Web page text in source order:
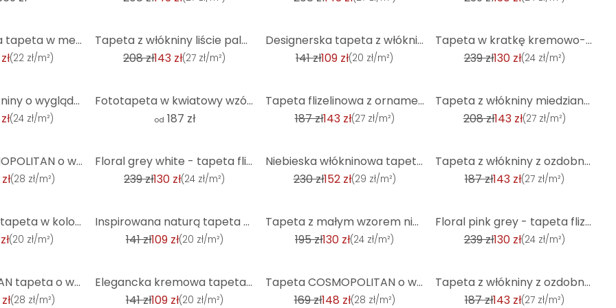
Teksturowana tapeta w metalicznym granacie - elegancka tapeta z włókniny do nowoczesnych pomieszczeń
(22 zł/m²)
Tapeta z włókniny liście palmy turkus, złoty - tapeta z włókniny rośliny, tapeta z wzorem liści
208 zł143 zł(27 zł/m²)
Designerska tapeta z włókniny z motywem liści w kolorze ciemnoszarym - abstrakcyjny wzór ścienny z t
141 zł109 zł(20 zł/m²)
Tapeta w kratkę kremowo-beżowa - tapeta z włókniny Country House A.S. Création - matowa i lekko teks
239 zł130 zł(24 zł/m²)
Tapeta z włókniny o wyglądzie drewna brązowa - drewniana tapeta do sypialni, kuchni
(24 zł/m²)
Fototapeta w kwiatowy wzór w stylu vintage
od 187 zł
Tapeta flizelinowa z ornamentem o wyglądzie betonu w kolorze beżowym
187 zł143 zł(27 zł/m²)
Tapeta z włókniny miedzianej jasna błyszcząca rdza o wyglądzie tynku przemysłowego o wyglądzie metal
208 zł143 zł(27 zł/m²)
Tapeta COSMOPOLITAN o wyglądzie betonu w kolorze szarym - Tapeta z włókniny w salonie w stylu indust
(28 zł/m²)
Floral grey white - tapeta flizelinowa Country House A.S. Création - matowa i z lekką fakturą
239 zł130 zł(24 zł/m²)
Niebieska włókninowa tapeta przemysłowa tynk złoty teksturowana tapeta peel and stick do salonu
230 zł152 zł(29 zł/m²)
Tapeta z włókniny z ozdobnym białym ornamentem o wyglądzie betonu
187 zł143 zł(27 zł/m²)
Abstrakcyjna tapeta w kolorze beżowym z rustykalnymi akcentami - teksturowana tapeta z włókniny
(20 zł/m²)
Inspirowana naturą tapeta w liście w delikatnym beżu - tapeta z włókniny zapewniająca uspokajającą a
141 zł109 zł(20 zł/m²)
Tapeta z małym wzorem niebiesko-biała - włókninowa tapeta wiejski dom A.S. Création - matowa, jasna
195 zł130 zł(24 zł/m²)
Floral pink grey - tapeta flizelinowa Country House A.S. Création - matowa i z lekką fakturą
239 zł130 zł(24 zł/m²)
COSMOPOLITAN tapeta o wyglądzie betonu brązowo-zielona - tapeta z włókniny w stylu vintage loft
(28 zł/m²)
Elegancka kremowa tapeta ze złotymi plamami - Luksusowa tapeta z włókniny o abstrakcyjnej fakturze
141 zł109 zł(20 zł/m²)
Tapeta COSMOPOLITAN o wyglądzie betonu antracytowa czerń - loftowa tapeta z włókniny do kuchni
169 zł148 zł(28 zł/m²)
Tapeta z włókniny z ozdobnym czarnym ornamentem o wyglądzie betonu
187 zł143 zł(27 zł/m²)